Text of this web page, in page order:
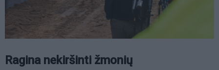
Ragina nekiršinti žmonių